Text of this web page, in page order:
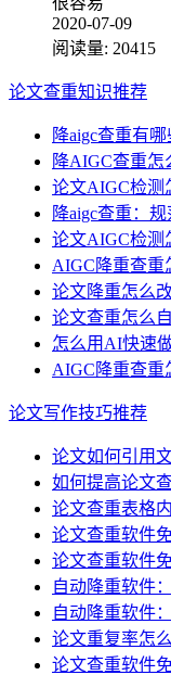
2020-07-09
阅读量: 20415
论文查重知识推荐
降aigc查重有
降AIGC查重
论文AIGC检测
降aigc查重：
论文AIGC检测
AIGC降重查重
论文降重怎么
论文查重怎么
怎么用AI快速
AIGC降重查重
论文写作技巧推荐
论文如何引用
如何提高论文
论文查重表格
论文查重软件
论文查重软件
自动降重软件
自动降重软件
论文重复率怎
论文查重软件